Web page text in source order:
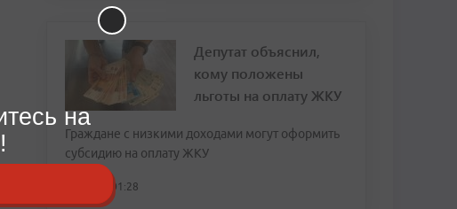
Депутат объяснил,
кому положены
льготы на оплату ЖКУ
Граждане с низкими доходами могут оформить
субсидию на оплату ЖКУ
сегодня, 01:28
на